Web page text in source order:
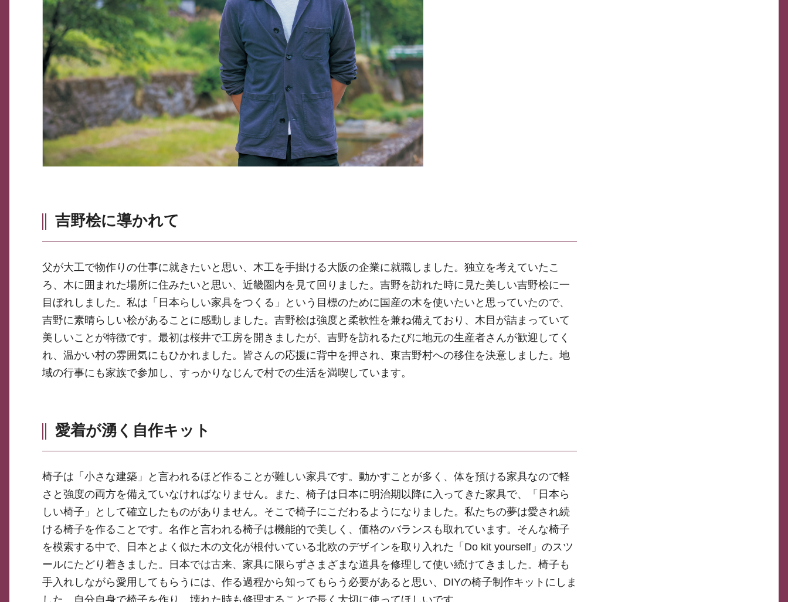
吉野桧に導かれて
父が大工で物作りの仕事に就きたいと思い、木工を手掛ける大阪の企業に就職しました。独立を考えていたこ
ろ、木に囲まれた場所に住みたいと思い、近畿圏内を見て回りました。吉野を訪れた時に見た美しい吉野桧に一
目ぼれしました。私は「日本らしい家具をつくる」という目標のために国産の木を使いたいと思っていたので、
吉野に素晴らしい桧があることに感動しました。吉野桧は強度と柔軟性を兼ね備えており、木目が詰まっていて
美しいことが特徴です。最初は桜井で工房を開きましたが、吉野を訪れるたびに地元の生産者さんが歓迎してく
れ、温かい村の雰囲気にもひかれました。皆さんの応援に背中を押され、東吉野村への移住を決意しました。地
域の行事にも家族で参加し、すっかりなじんで村での生活を満喫しています。
愛着が湧く自作キット
椅子は「小さな建築」と言われるほど作ることが難しい家具です。動かすことが多く、体を預ける家具なので軽
さと強度の両方を備えていなければなりません。また、椅子は日本に明治期以降に入ってきた家具で、「日本ら
しい椅子」として確立したものがありません。そこで椅子にこだわるようになりました。私たちの夢は愛され続
ける椅子を作ることです。名作と言われる椅子は機能的で美しく、価格のバランスも取れています。そんな椅子
を模索する中で、日本とよく似た木の文化が根付いている北欧のデザインを取り入れた「Do kit yourself」のスツ
ールにたどり着きました。日本では古来、家具に限らずさまざまな道具を修理して使い続けてきました。椅子も
手入れしながら愛用してもらうには、作る過程から知ってもらう必要があると思い、DIYの椅子制作キットにしま